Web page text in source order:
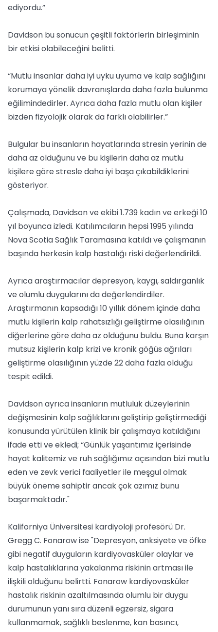
ediyordu.”
Davidson bu sonucun çeşitli faktörlerin birleşiminin
bir etkisi olabileceğini belitti.
“Mutlu insanlar daha iyi uyku uyuma ve kalp sağlığını
korumaya yönelik davranışlarda daha fazla bulunma
eğilimindedirler. Ayrıca daha fazla mutlu olan kişiler
bizden fizyolojik olarak da farklı olabilirler.”
Bulgular bu insanların hayatlarında stresin yerinin de
daha az olduğunu ve bu kişilerin daha az mutlu
kişilere göre stresle daha iyi başa çıkabildiklerini
gösteriyor.
Çalışmada, Davidson ve ekibi 1.739 kadın ve erkeği 10
yıl boyunca izledi. Katılımcıların hepsi 1995 yılında
Nova Scotia Sağlık Taramasına katıldı ve çalışmanın
başında herkesin kalp hastalığı riski değerlendirildi.
Ayrıca araştırmacılar depresyon, kaygı, saldırganlık
ve olumlu duygularını da değerlendirdiler.
Araştırmanın kapsadığı 10 yıllık dönem içinde daha
mutlu kişilerin kalp rahatsızlığı geliştirme olasılığının
diğerlerine göre daha az olduğunu buldu. Buna karşın
mutsuz kişilerin kalp krizi ve kronik göğüs ağrıları
geliştirme olasılığının yüzde 22 daha fazla olduğu
tespit edildi.
Davidson ayrıca insanların mutluluk düzeylerinin
değişmesinin kalp sağlıklarını geliştirip geliştirmediği
konusunda yürütülen klinik bir çalışmaya katıldığını
ifade etti ve ekledi; “Günlük yaşantımız içerisinde
hayat kalitemiz ve ruh sağlığımız açısından bizi mutlu
eden ve zevk verici faaliyetler ile meşgul olmak
büyük öneme sahiptir ancak çok azımız bunu
başarmaktadır."
Kaliforniya Üniversitesi kardiyoloji profesörü Dr.
Gregg C. Fonarow ise "Depresyon, anksiyete ve öfke
gibi negatif duyguların kardiyovasküler olaylar ve
kalp hastalıklarına yakalanma riskinin artması ile
ilişkili olduğunu belirtti. Fonarow kardiyovasküler
hastalık riskinin azaltılmasında olumlu bir duygu
durumunun yanı sıra düzenli egzersiz, sigara
kullanmamak, sağlıklı beslenme, kan basıncı,